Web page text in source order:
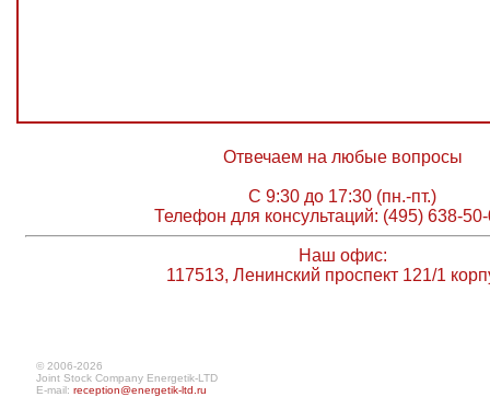
Отвечаем на любые вопросы
С 9:30 до 17:30 (пн.-пт.)
Телефон для консультаций: (495) 638-
Наш офис:
117513, Ленинский проспект 121/1
© 2006-2026
Joint Stock Company Energetik-LTD
E-mail: reception@energetik-ltd.ru